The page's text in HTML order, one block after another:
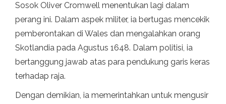
Sosok Oliver Cromwell menentukan lagi dalam
perang ini. Dalam aspek militer, ia bertugas mencekik
pemberontakan di Wales dan mengalahkan orang
Skotlandia pada Agustus 1648. Dalam politisi, ia
bertanggung jawab atas para pendukung garis keras
terhadap raja.
Dengan demikian, ia memerintahkan untuk mengusir